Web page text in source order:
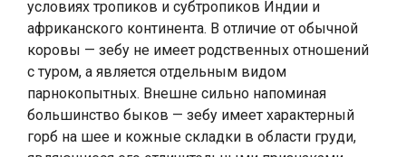
условиях тропиков и субтропиков Индии и
африканского континента. В отличие от обычной
коровы — зебу не имеет родственных отношений
с туром, а является отдельным видом
парнокопытных. Внешне сильно напоминая
большинство быков — зебу имеет характерный
горб на шее и кожные складки в области груди,